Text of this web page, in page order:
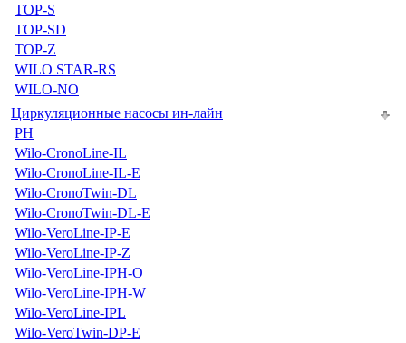
TOP-S
TOP-SD
TOP-Z
WILO STAR-RS
WILO-NO
Циркуляционные насосы ин-лайн
PH
Wilo-CronoLine-IL
Wilo-CronoLine-IL-E
Wilo-CronoTwin-DL
Wilo-CronoTwin-DL-E
Wilo-VeroLine-IP-E
Wilo-VeroLine-IP-Z
Wilo-VeroLine-IPH-O
Wilo-VeroLine-IPH-W
Wilo-VeroLine-IPL
Wilo-VeroTwin-DP-E